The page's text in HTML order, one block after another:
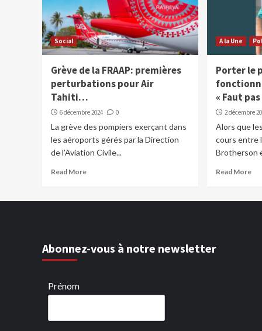
Social
Grève de la FRAAP: premières
perturbations pour Air
Tahiti…
6 décembre 2024 0
La grève des pompiers exerçant dans
les aéroports gérés par la Direction
de l’Aviation Civile...
Read More
A la Une
Porter le
« Faut
2 décembre
Alors que
cours entre
Brotherson
Read More
Abonnez-vous à notre newsletter
Prénom